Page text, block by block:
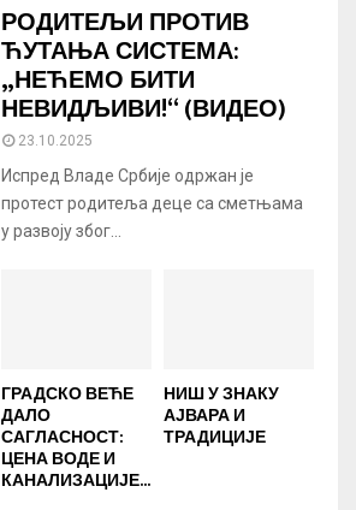
РОДИТЕЉИ ПРОТИВ
ЋУТАЊА СИСТЕМА:
„НЕЋЕМО БИТИ
НЕВИДЉИВИ!“ (ВИДЕО)
23.10.2025
Испред Владе Србије одржан је
протест родитеља деце са сметњама
у развоју због...
ГРАДСКО ВЕЋЕ
ДАЛО
САГЛАСНОСТ:
ЦЕНА ВОДЕ И
КАНАЛИЗАЦИЈЕ...
НИШ У ЗНАКУ
АЈВАРА И
ТРАДИЦИЈЕ